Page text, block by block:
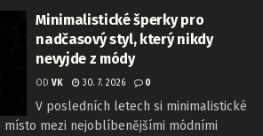
Minimalistické šperky pro
nadčasový styl, který nikdy
nevyjde z módy
OD VK 30. 7. 2026 0
V posledních letech si minimalistické
mezi nejoblíbenějšími módními